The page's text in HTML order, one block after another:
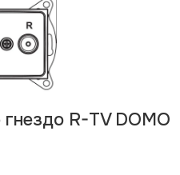
R-TV DOMO